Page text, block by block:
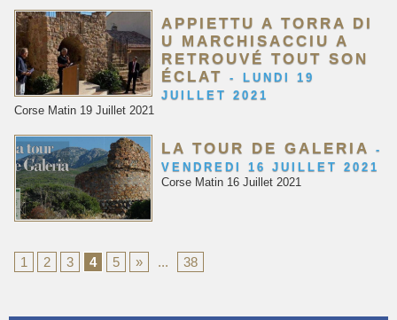
APPIETTU A TORRA DI
U MARCHISACCIU A
RETROUVÉ TOUT SON
ÉCLAT-
LUNDI 19
JUILLET 2021
Corse Matin 19 Juillet 2021
LA TOUR DE GALERIA
-
VENDREDI 16 JUILLET 2021
Corse Matin 16 Juillet 2021
1 2 3 4 5 » ... 38